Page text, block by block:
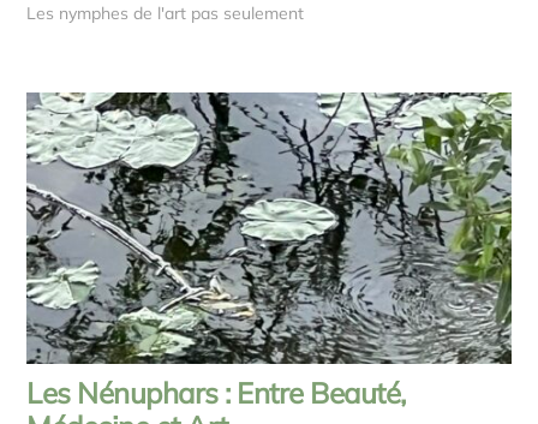
Les nymphes de l'art pas seulement
Les Nénuphars : Entre Beauté,